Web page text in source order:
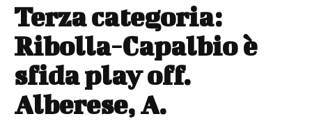
Terza categoria:
Ribolla-Capalbio è
sfida play off.
Alberese, A.